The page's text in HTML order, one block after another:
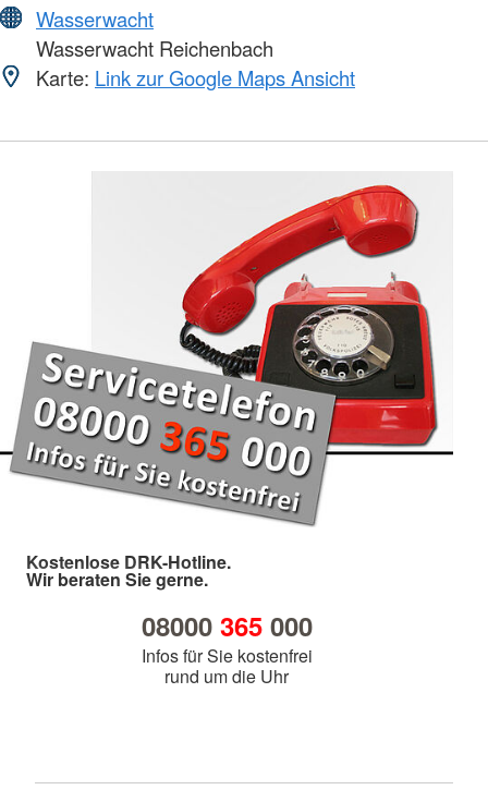
Wasserwacht
Wasserwacht Reichenbach
Karte: Link zur Google Maps Ansicht
Kostenlose DRK-Hotline.
Wir beraten Sie gerne.
08000 365000
Infos für Sie kostenfrei
rund um die Uhr